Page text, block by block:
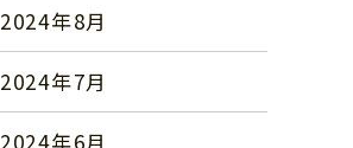
2024年8月
2024年7月
2024年6月